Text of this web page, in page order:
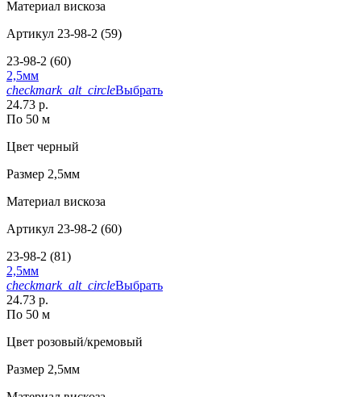
Материал вискоза
Артикул 23-98-2 (59)
23-98-2 (60)
2,5мм
checkmark_alt_circleВыбрать
24.73 р.
По 50 м
Цвет черный
Размер 2,5мм
Материал вискоза
Артикул 23-98-2 (60)
23-98-2 (81)
2,5мм
checkmark_alt_circleВыбрать
24.73 р.
По 50 м
Цвет розовый/кремовый
Размер 2,5мм